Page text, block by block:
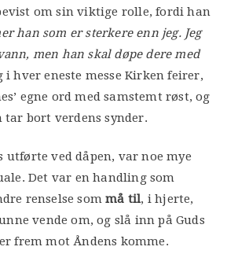
om sin viktige rolle, fordi han
han som er sterkere enn jeg. Jeg
men han skal døpe dere med
i hver eneste messe Kirken feirer,
egne ord med samstemt røst, og
tar bort verdens synder.
utførte ved dåpen, var noe mye
Det var en handling som
renselse sommå til, i hjerte,
vende om, og slå inn på Guds
frem mot Åndens komme.